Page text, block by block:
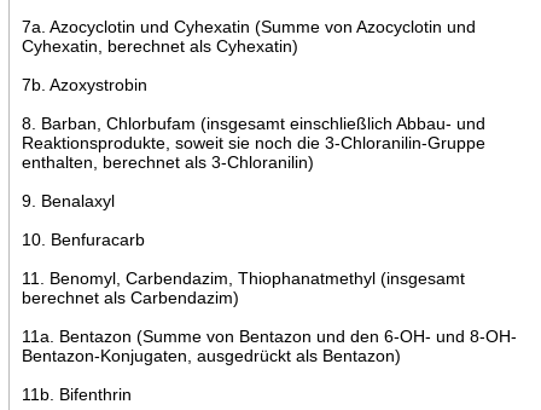
7a. Azocyclotin und Cyhexatin (Summe von Azocyclotin und
Cyhexatin, berechnet als Cyhexatin)
7b. Azoxystrobin
8. Barban, Chlorbufam (insgesamt einschließlich Abbau- und
Reaktionsprodukte, soweit sie noch die 3-Chloranilin-Gruppe
enthalten, berechnet als 3-Chloranilin)
9. Benalaxyl
10. Benfuracarb
11. Benomyl, Carbendazim, Thiophanatmethyl (insgesamt
berechnet als Carbendazim)
11a. Bentazon (Summe von Bentazon und den 6-OH- und 8-OH-
Bentazon-Konjugaten, ausgedrückt als Bentazon)
11b. Bifenthrin